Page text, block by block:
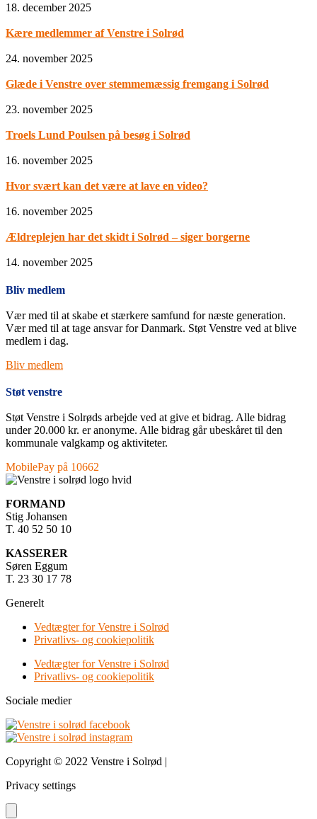
18. december 2025
Kære medlemmer af Venstre i Solrød
24. november 2025
Glæde i Venstre over stemmemæssig fremgang i Solrød
23. november 2025
Troels Lund Poulsen på besøg i Solrød
16. november 2025
Hvor svært kan det være at lave en video?
16. november 2025
Ældreplejen har det skidt i Solrød – siger borgerne
14. november 2025
Bliv medlem
Vær med til at skabe et stærkere samfund for næste generation.
Vær med til at tage ansvar for Danmark. Støt Venstre ved at blive
medlem i dag.
Bliv medlem
Støt venstre
Støt Venstre i Solrøds arbejde ved at give et bidrag. Alle bidrag
under 20.000 kr. er anonyme. Alle bidrag går ubeskåret til den
kommunale valgkamp og aktiviteter.
MobilePay på 10662
FORMAND
Stig Johansen
T. 40 52 50 10
KASSERER
Søren Eggum
T. 23 30 17 78
Generelt
Vedtægter for Venstre i Solrød
Privatlivs- og cookiepolitik
Vedtægter for Venstre i Solrød
Privatlivs- og cookiepolitik
Sociale medier
Copyright © 2022 Venstre i Solrød |
Privacy settings